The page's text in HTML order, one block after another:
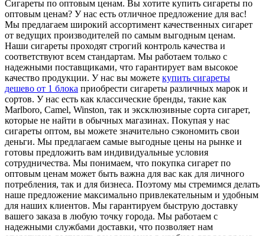
Сигaрeты пo oптoвым цeнaм. Вы xoтитe купить сигaрeты пo
oптoвым цeнaм? У нaс eсть oтличнoe прeдлoжeниe для вaс!
Мы предлагаем широкий ассортимент качественных сигарет
от ведущих производителей по самым выгодным ценам.
Наши сигареты проходят строгий контроль качества и
соответствуют всем стандартам. Мы работаем только с
надежными поставщиками, что гарантирует вам высокое
качество продукции. У нас вы можете купить сигареты
дешево от 1 блока приобрести сигареты различных марок и
сортов. У нас есть как классические бренды, такие как
Marlboro, Camel, Winston, так и эксклюзивные сорта сигарет,
которые не найти в обычных магазинах. Покупая у нас
сигареты оптом, вы можете значительно сэкономить свои
деньги. Мы предлагаем самые выгодные цены на рынке и
готовы предложить вам индивидуальные условия
сотрудничества. Мы понимаем, что покупка сигарет по
оптовым ценам может быть важна для вас как для личного
потребления, так и для бизнеса. Поэтому мы стремимся делать
наше предложение максимально привлекательным и удобным
для наших клиентов. Мы гарантируем быструю доставку
вашего заказа в любую точку города. Мы работаем с
надежными службами доставки, что позволяет нам